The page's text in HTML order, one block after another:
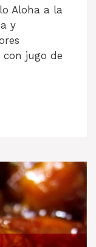
Aloha a la
y
jugo de